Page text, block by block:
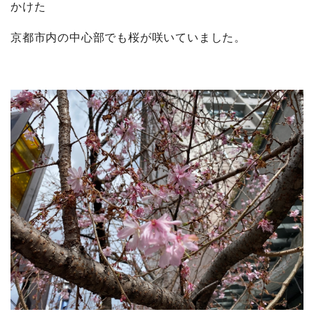
かけた
京都市内の中心部でも桜が咲いていました。